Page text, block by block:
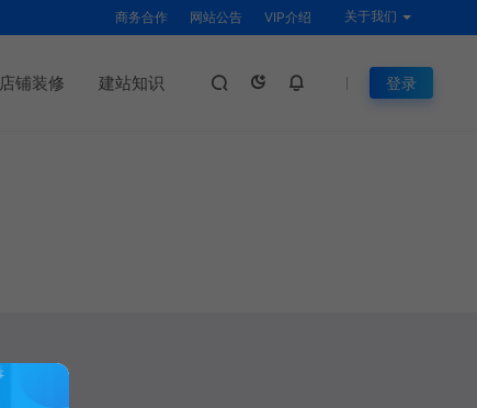
商务合作 网站公告 VIP介绍 关于我们
店铺装修 建站知识 登录